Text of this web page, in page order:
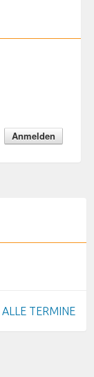
ALLE TERMINE